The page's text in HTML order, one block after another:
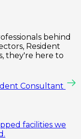
behind
Resident
they're here to
Consultant
facilities we